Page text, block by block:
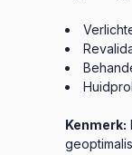
Kenmerk: